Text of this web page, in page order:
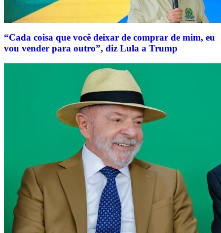
“Cada coisa que você deixar de comprar de mim, eu
vou vender para outro”, diz Lula a Trump